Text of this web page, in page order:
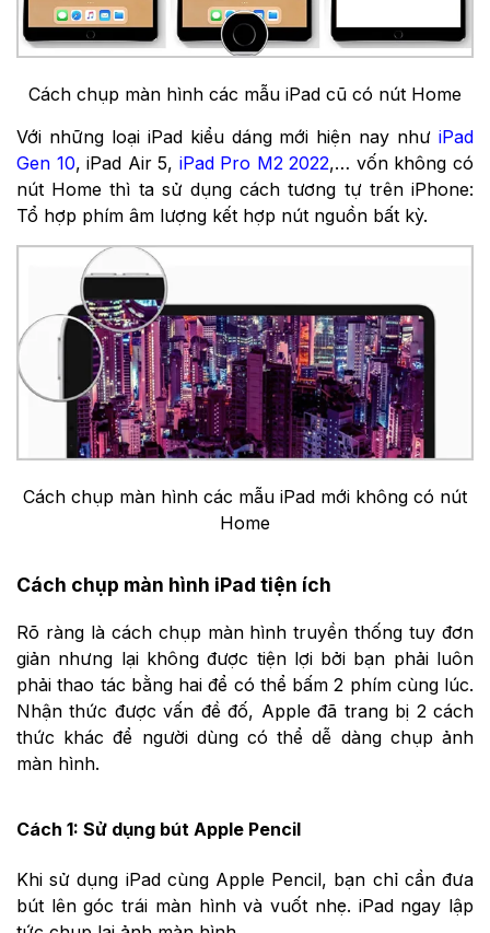
Cách chụp màn hình các mẫu iPad cũ có nút Home
Với những loại iPad kiểu dáng mới hiện nay như iPad
Gen 10, iPad Air 5, iPad Pro M2 2022,… vốn không có
nút Home thì ta sử dụng cách tương tự trên iPhone:
Tổ hợp phím âm lượng kết hợp nút nguồn bất kỳ.
Cách chụp màn hình các mẫu iPad mới không có nút
Home
Cách chụp màn hình iPad tiện ích
Rõ ràng là cách chụp màn hình truyền thống tuy đơn
giản nhưng lại không được tiện lợi bởi bạn phải luôn
phải thao tác bằng hai để có thể bấm 2 phím cùng lúc.
Nhận thức được vấn đề đố, Apple đã trang bị 2 cách
thức khác để người dùng có thể dễ dàng chụp ảnh
màn hình.
Cách 1: Sử dụng bút Apple Pencil
Khi sử dụng iPad cùng Apple Pencil, bạn chỉ cần đưa
bút lên góc trái màn hình và vuốt nhẹ. iPad ngay lập